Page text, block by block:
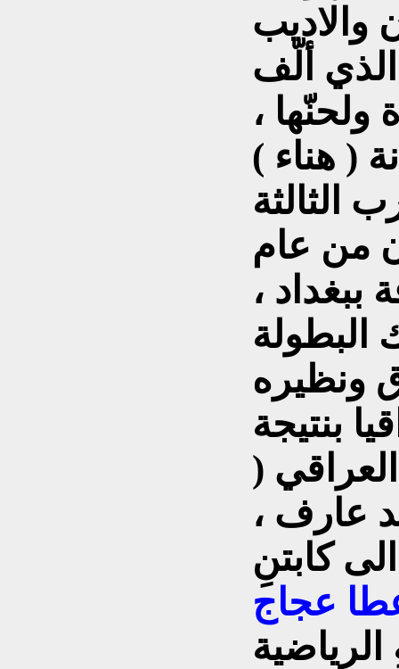
والاديب
ألّف
ولحنّها ،
( هناء )
الثالثة
من عام
ببغداد ،
البطولة
ونظيره
بنتيجة
العراقي (
عارف ،
كابتنِ
عجاج